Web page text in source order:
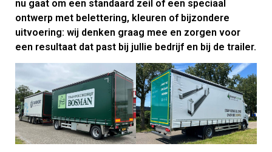
nu gaat om een standaard zeil of een speciaal
ontwerp met belettering, kleuren of bijzondere
uitvoering: wij denken graag mee en zorgen voor
een resultaat dat past bij jullie bedrijf en bij de trailer.